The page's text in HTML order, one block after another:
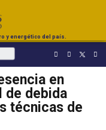
y energético del país.
en
de debida
técnicas de